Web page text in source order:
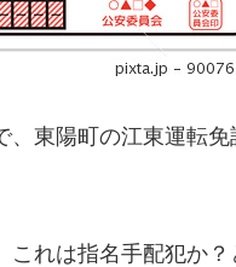
東陽町の江東運転
れは指名手配犯か